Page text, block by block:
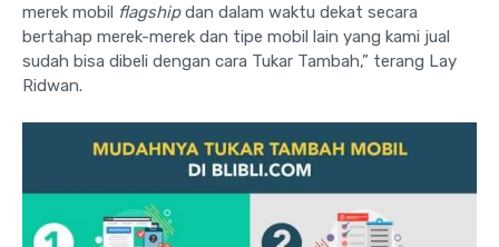
merek mobil flagshipdan dalam waktu dekat secara
bertahap merek-merek dan tipe mobil lain yang kami jual
sudah bisa dibeli dengan cara Tukar Tambah,” terang Lay
Ridwan.